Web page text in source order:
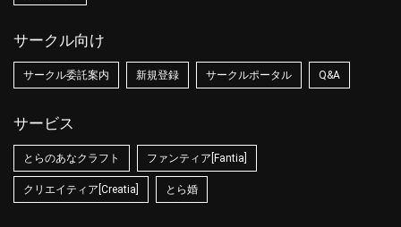
サークル向け
サークル委託案内 新規登録 サークルポータル Q&A
サービス
とらのあなクラフト ファンティア[Fantia]
クリエイティア[Creatia] とら婚